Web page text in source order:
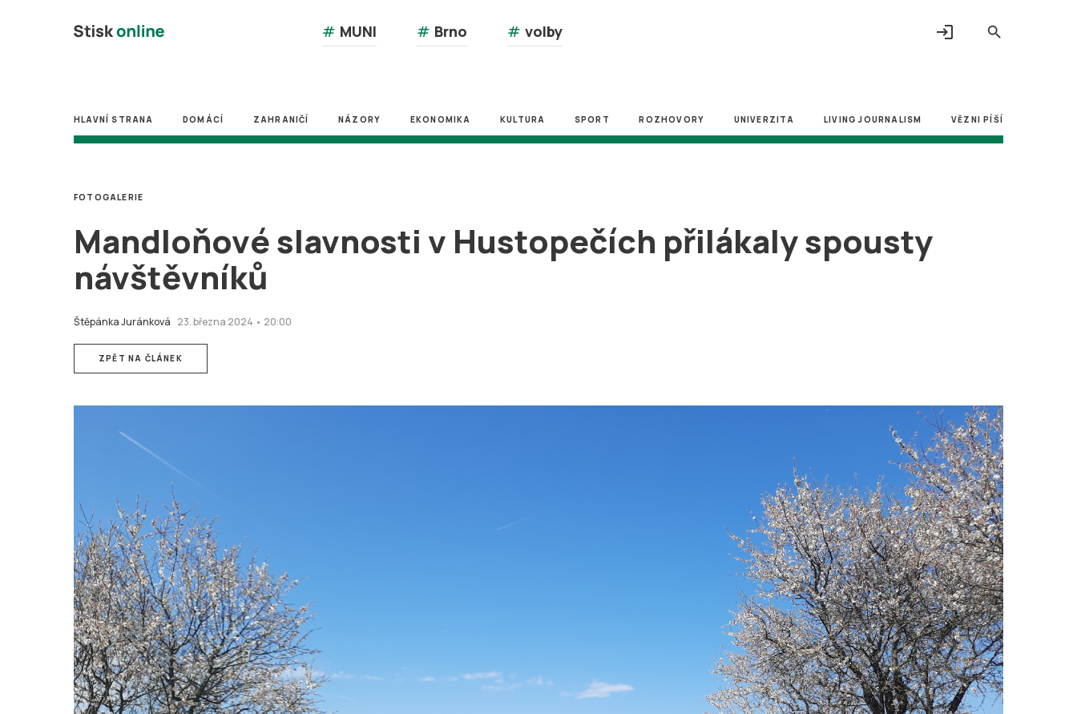
search
# MUNI # Brno # volby login
HLAVNÍ STRANA DOMÁCÍ ZAHRANIČÍ NÁZORY EKONOMIKA KULTURA SPORT ROZHOVORY UNIVERZITA LIVING JOURNALISM VĚZNI PÍŠÍ
Mandloňové slavnosti v Hustopečích přilákaly spousty
návštěvníků
Štěpánka Juránková 23. března 2024 • 20:00
FOTOGALERIE
ZPĚT NA ČLÁNEK